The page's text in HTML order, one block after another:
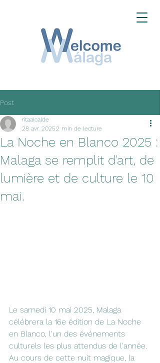
Post
La Noche en Blanco 2025 :
Malaga se remplit d'art, de
lumière et de culture le 10
mai.
ritaalcalde
28 avr. 20252 min de lecture
Le samedi 10 mai 2025, Malaga
célébrera la 16e édition de La Noche
en Blanco, l'un des événements
culturels les plus attendus de l'année.
Au cours de cette nuit magique, la